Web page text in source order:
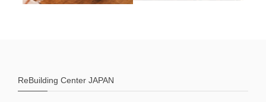
ReBuilding Center JAPAN